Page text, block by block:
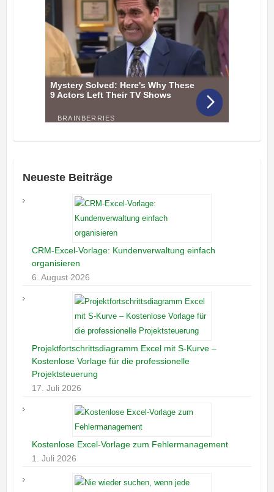
Neueste Beiträge
CRM-Excel-Vorlage: Kundenverwaltung einfach
organisieren
6. August 2026
Projektfortschrittsdiagramm Excel mit S-Kurve –
Kostenlose Vorlage für die professionelle
Projektsteuerung
17. Juli 2026
Kostenlose Excel-Vorlage zum Fehlermanagement
1. Juli 2026